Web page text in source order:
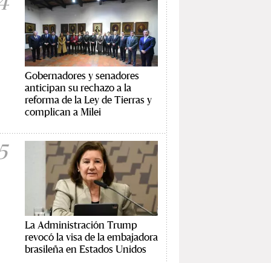
Gobernadores y senadores
anticipan su rechazo a la
reforma de la Ley de Tierras y
complican a Milei
La Administración Trump
revocó la visa de la embajadora
brasileña en Estados Unidos